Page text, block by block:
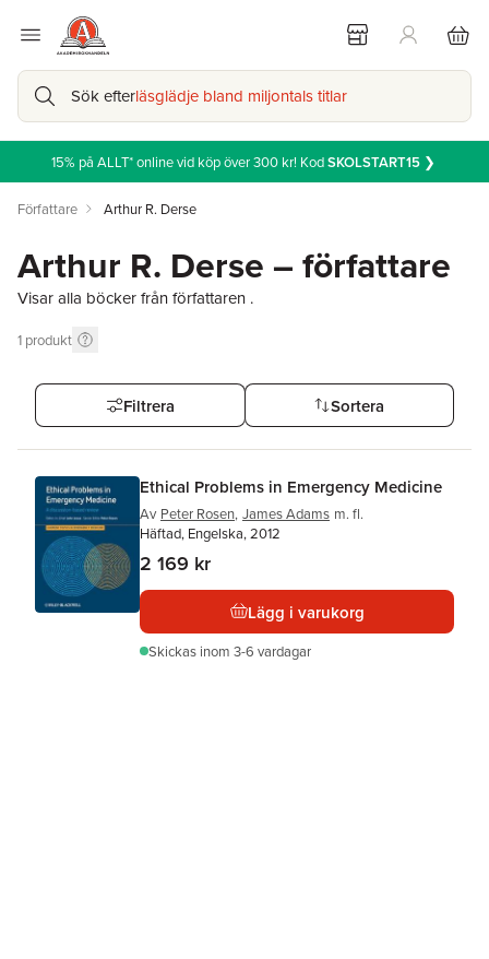
Sök efterläsglädje bland miljontals titlar
15% på ALLT* online vid köp över 300 kr! KodSKOLSTART15❯
Författare Arthur R. Derse
Arthur R. Derse – författare
Visar alla böcker från författaren .
1 produkt
Filtrera Sortera
Ethical Problems in Emergency Medicine
Av Peter Rosen, James Adams m. fl.
Häftad, Engelska, 2012
2 169 kr
Lägg i varukorg
Skickas inom 3-6 vardagar